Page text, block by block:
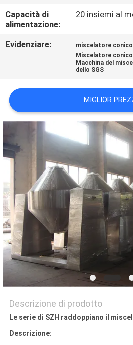
RICHIEDA
CITAZIONE
MAPPA
DEL
SITO
PRIVACY
POLICY
Capacità di
alimentazione:
20 insiemi al
Evidenziare: miscelatore
Miscelatore conico
Macchina del
dello SGS
MIGLIOR
Descrizione di prodotto
Le serie di SZH raddoppiano il
Descrizione: